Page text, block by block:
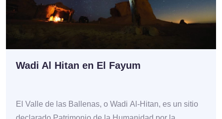
Wadi Al Hitan en El Fayum
El Valle de las Ballenas, o Wadi Al-Hitan, es un sitio